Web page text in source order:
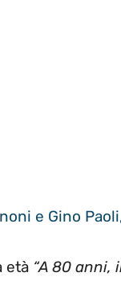
e Gino
età “A 80 anni,